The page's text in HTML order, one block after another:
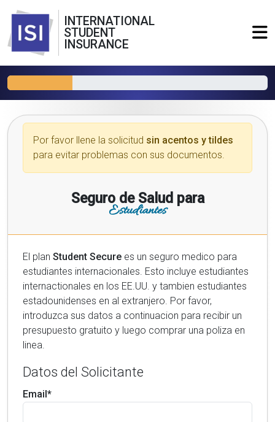
INTERNATIONAL
STUDENT
INSURANCE
Por favor llene la solicitud sin acentos y tildes
para evitar problemas con sus documentos.
Seguro de Salud para
Estudiantes
El plan Student Secure es un seguro medico para
estudiantes internacionales. Esto incluye estudiantes
internactionales en los EE.UU. y tambien estudiantes
estadounidenses en al extranjero. Por favor,
introduzca sus datos a continuacion para recibir un
presupuesto gratuito y luego comprar una poliza en
linea.
Datos del Solicitante
Email*